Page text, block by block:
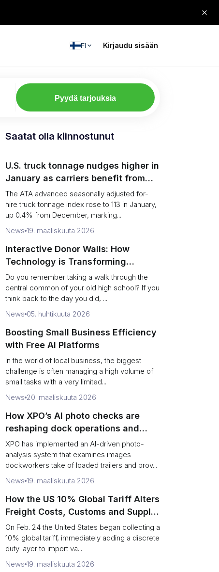
FI Kirjaudu sisään
Pyydä tarjouksia
Saatat olla kiinnostunut
U.S. truck tonnage nudges higher in
January as carriers benefit from
tighter capacity
The ATA advanced seasonally adjusted for-
hire truck tonnage index rose to 113 in January,
up 0.4% from December, marking...
News 19. maaliskuuta 2026
Interactive Donor Walls: How
Technology is Transforming
Campus Philanthropy
Do you remember taking a walk through the
central common of your old high school? If you
think back to the day you did, ...
News 05. huhtikuuta 2026
Boosting Small Business Efficiency
with Free AI Platforms
In the world of local business, the biggest
challenge is often managing a high volume of
small tasks with a very limited...
News 20. maaliskuuta 2026
How XPO’s AI photo checks are
reshaping dock operations and
service response
XPO has implemented an AI-driven photo-
analysis system that examines images
dockworkers take of loaded trailers and prov...
News 19. maaliskuuta 2026
How the US 10% Global Tariff Alters
Freight Costs, Customs and Supply
Chains
On Feb. 24 the United States began collecting a
10% global tariff, immediately adding a discrete
duty layer to import va...
News 19. maaliskuuta 2026